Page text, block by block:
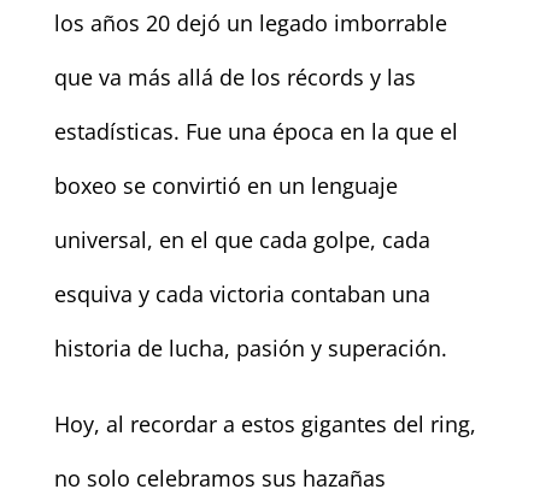
los años 20 dejó un legado imborrable
que va más allá de los récords y las
estadísticas. Fue una época en la que el
boxeo se convirtió en un lenguaje
universal, en el que cada golpe, cada
esquiva y cada victoria contaban una
historia de lucha, pasión y superación.
Hoy, al recordar a estos gigantes del ring,
no solo celebramos sus hazañas